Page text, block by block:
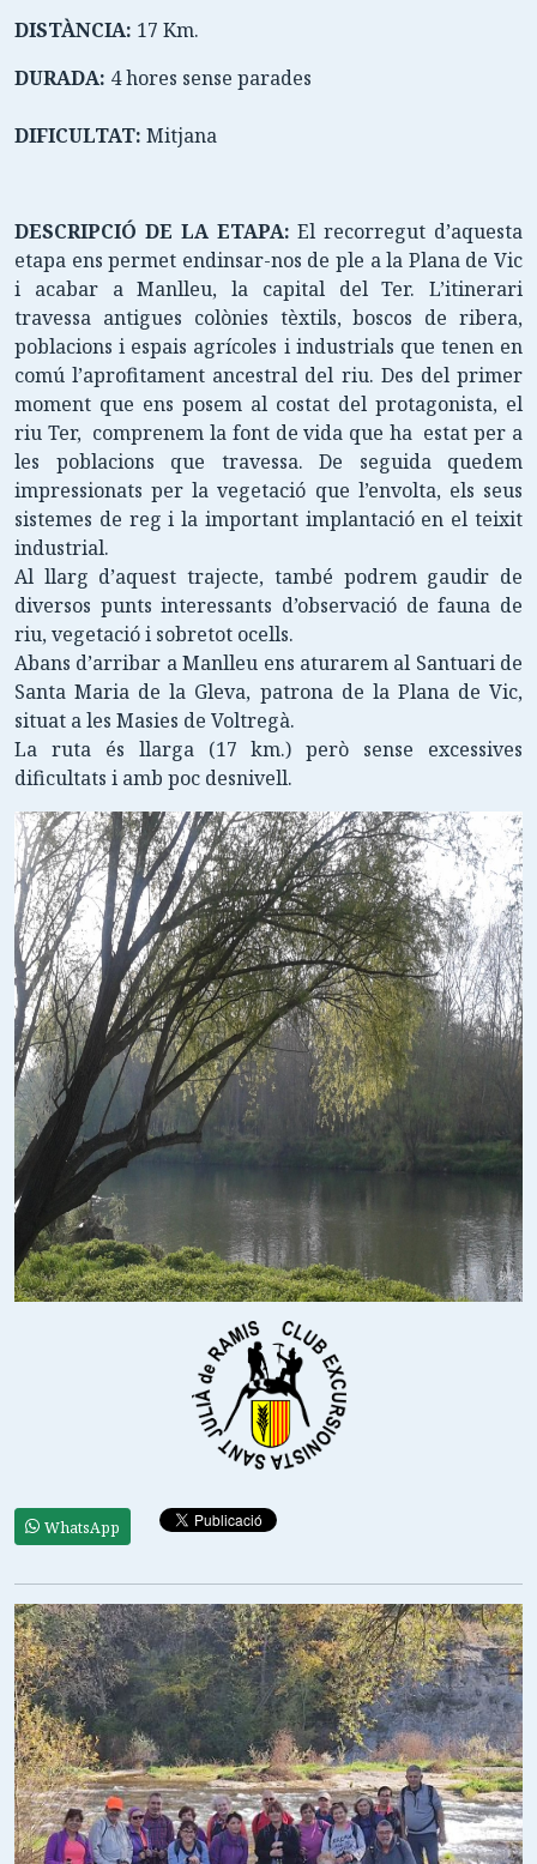
DISTÀNCIA: 17 Km.
DURADA: 4 hores sense parades
DIFICULTAT: Mitjana
DESCRIPCIÓ DE LA ETAPA: El recorregut d’aquesta
etapa ens permet endinsar-nos de ple a la Plana de Vic
i acabar a Manlleu, la capital del Ter. L’itinerari
travessa antigues colònies tèxtils, boscos de ribera,
poblacions i espais agrícoles i industrials que tenen en
comú l’aprofitament ancestral del riu. Des del primer
moment que ens posem al costat del protagonista, el
riu Ter, comprenem la font de vida que ha estat per a
les poblacions que travessa. De seguida quedem
impressionats per la vegetació que l’envolta, els seus
sistemes de reg i la important implantació en el teixit
industrial.
Al llarg d’aquest trajecte, també podrem gaudir de
diversos punts interessants d’observació de fauna de
riu, vegetació i sobretot ocells.
Abans d’arribar a Manlleu ens aturarem al Santuari de
Santa Maria de la Gleva, patrona de la Plana de Vic,
situat a les Masies de Voltregà.
La ruta és llarga (17 km.) però sense excessives
dificultats i amb poc desnivell.
WhatsApp